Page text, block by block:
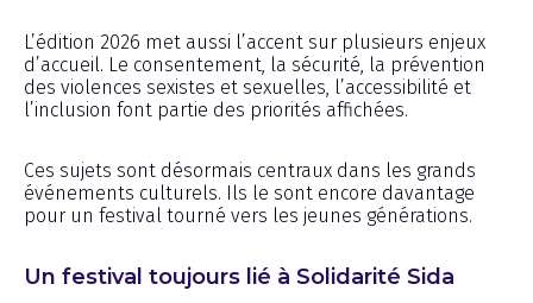
L’édition 2026 met aussi l’accent sur plusieurs enjeux
d’accueil. Le consentement, la sécurité, la prévention
des violences sexistes et sexuelles, l’accessibilité et
l’inclusion font partie des priorités affichées.
Ces sujets sont désormais centraux dans les grands
événements culturels. Ils le sont encore davantage
pour un festival tourné vers les jeunes générations.
Un festival toujours lié à Solidarité Sida